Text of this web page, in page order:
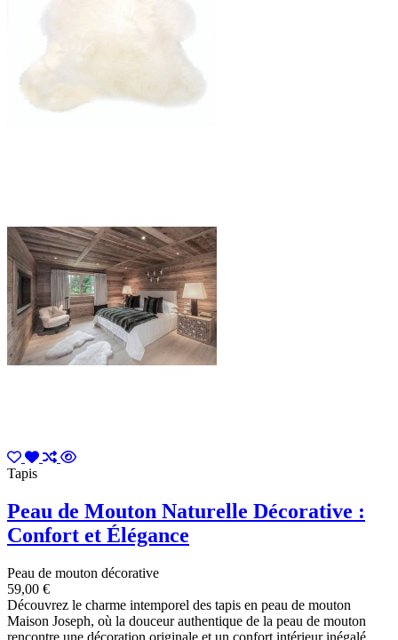
Tapis
Peau de Mouton Naturelle Décorative :
Confort et Élégance
Peau de mouton décorative
59,00 €
Découvrez le charme intemporel des tapis en peau de mouton
Maison Joseph, où la douceur authentique de la peau de mouton
rencontre une décoration originale et un confort intérieur inégalé.